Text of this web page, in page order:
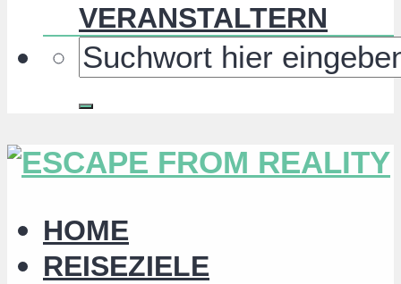
VERANSTALTERN
HOME
REISEZIELE